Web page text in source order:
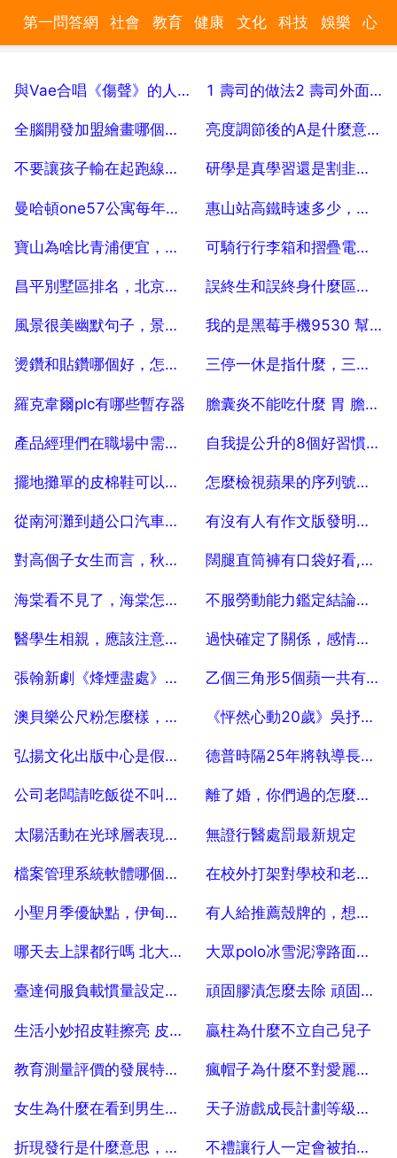
第一問答網 社會 教育 健康 文化 科技 娛樂 心
與Vae合唱《傷聲》的人是誰
2025-07-04
1 壽司的做法2 壽司外面的紫菜要用什麼樣的紫菜，商店有賣嗎
2025-07-04
全腦開發加盟繪畫哪個好，右腦開發加盟全腦開發加盟哪個品牌
2025-07-04
亮度調節後的A是什麼意思？
2025-07-04
不要讓孩子輸在起跑線上違背了教育的什麼社會屬性
2025-07-04
研學是真學習還是割韭菜？研學利潤有多高？
2025-07-04
曼哈頓one57公寓每年需要繳納多少房產保險費
2025-07-04
惠山站高鐵時速多少，惠山高鐵會通地鐵嗎
2025-07-04
寶山為啥比青浦便宜，上海寶山發達麼
2025-07-04
可騎行行李箱和摺疊電動車哪個好
2025-07-04
昌平別墅區排名，北京別墅區排名前十名
2025-07-04
誤終生和誤終身什麼區別，一眼誤終身什麼意思
2025-07-04
風景很美幽默句子，景色好美的句子
2025-07-04
我的是黑莓手機9530 幫忙查一下串號是真機假機 359483023844009
2025-07-04
燙鑽和貼鑽哪個好，怎樣區別燙鑽質量好壞
2025-07-04
三停一休是指什麼，三停一休什麼意思
2025-07-04
羅克韋爾plc有哪些暫存器
2025-07-04
膽囊炎不能吃什麼 胃 膽囊不適乙個多月 胃，膽囊不適，體重減少
2025-07-04
產品經理們在職場中需要注意哪些問題？應該如何規劃自己的工作？
2025-07-04
自我提公升的8個好習慣？你有哪些提公升自我的好習慣？
2025-07-04
擺地攤單的皮棉鞋可以買20塊錢一雙嗎
2025-07-04
怎麼檢視蘋果的序列號？如何查蘋果序列號？
2025-07-04
從南河灘到趙公口汽車站 公交線路
2025-07-04
有沒有人有作文版發明創造的事例？
2025-07-04
對高個子女生而言，秋冬必買的神褲是什麼？
2025-07-04
闊腿直筒褲有口袋好看,還是不要口袋
2025-07-04
海棠看不見了，海棠怎麼突然進不去了
2025-07-04
不服勞動能力鑑定結論如何處理？
2025-07-04
醫學生相親，應該注意什麼？
2025-07-04
過快確定了關係，感情能長久嗎
2025-07-04
張翰新劇《烽煙盡處》網播量慘淡，你如何看待這部劇？
2025-07-04
乙個三角形5個蘋一共有幾個
2025-07-04
澳貝樂公尺粉怎麼樣，澳貝音樂健身架質量怎麼樣？
2025-07-04
《怦然心動20歲》吳抒洋留言感謝熱能，此舉是為了什麼？
2025-07-04
弘揚文化出版中心是假的吧？
2025-07-04
德普時隔25年將執導長片《莫蒂裡安尼》，他塑造過哪些深入人心的形象？
2025-07-04
公司老闆請吃飯從不叫我，怎麼回事？
2025-07-04
離了婚，你們過的怎麼樣？真的幸福嗎？
2025-07-04
太陽活動在光球層表現是岩石圈的範圍是多少
2025-07-04
無證行醫處罰最新規定
2025-07-04
檔案管理系統軟體哪個好，國內檔案管理系統排名
2025-07-04
在校外打架對學校和老師造成了怎樣的影響？
2025-07-04
小聖月季優缺點，伊甸園月季的優缺點
2025-07-04
有人給推薦殼牌的，想知道殼牌的機油好用嗎？
2025-07-04
哪天去上課都行嗎 北大青鳥清河老師嚴格嗎
2025-07-04
大眾polo冰雪泥濘路面怎麼樣
2025-07-04
臺達伺服負載慣量設定，臺達伺服過負荷,怎麼調整控制引數
2025-07-04
頑固膠漬怎麼去除 頑固膠漬去除的方法
2025-07-04
生活小妙招皮鞋擦亮 皮鞋擦亮的方法
2025-07-04
贏柱為什麼不立自己兒子
2025-07-04
教育測量評價的發展特點？
2025-07-04
瘋帽子為什麼不對愛麗絲表白
2025-07-04
女生為什麼在看到男生的時候會用手捂住胸口啊？
2025-07-04
天子游戲成長計劃等級過了還沒能領嗎
2025-07-04
折現發行是什麼意思，折價發行和貼現發行是乙個意思嗎 不禮讓行人一定會被拍嗎要人工選嗎